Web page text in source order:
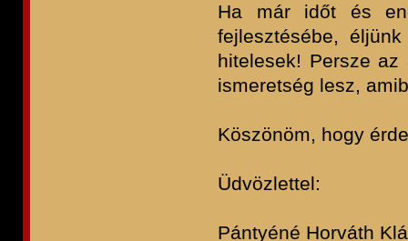
Ha már időt és
fejlesztésébe,
hitelesek! Persze
ismeretség lesz,
Köszönöm, hogy
Üdvözlettel:
Pántyéné Horváth